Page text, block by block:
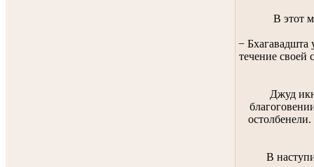
В этот
− Бхагавадшта
течение своей
Джуд
В